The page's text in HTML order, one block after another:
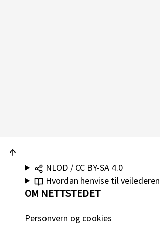
NLOD / CC BY-SA 4.0
Hvordan henvise til veilederen
OM NETTSTEDET
Personvern og cookies